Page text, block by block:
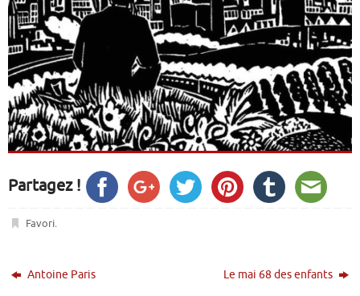
Partagez !
Favori.
Antoine Paris Le mai 68 des enfants